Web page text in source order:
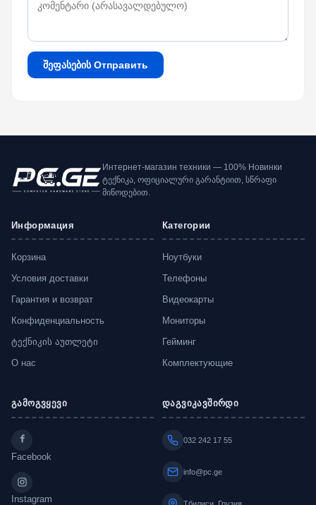
შეფასების Отправить
Интернет-магазин техники — 100% Новинки
ტექნიკა, ოფიციალური გარანტიით, სწრაფი
მიწოდებით.
Информация
Корзина
Условия доставки
Гарантия и возврат
Конфиденциальность
ტექნიკის აუთლეტი
О нас
Категории
Ноутбуки
Телефоны
Видеокарты
Мониторы
Гейминг
Комплектующие
გამოგვყევი
Facebook
Instagram
დაგვიკავშირდი
032 242 17 55
info@pc.ge